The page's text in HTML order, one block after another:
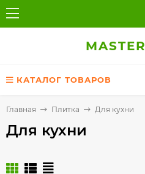
MASTER
КАТАЛОГ ТОВАРОВ
Главная Плитка Для кухни
Для кухни